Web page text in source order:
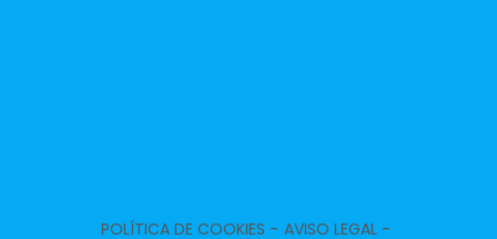
POLÍTICA DE COOKIES - AVISO LEGAL -